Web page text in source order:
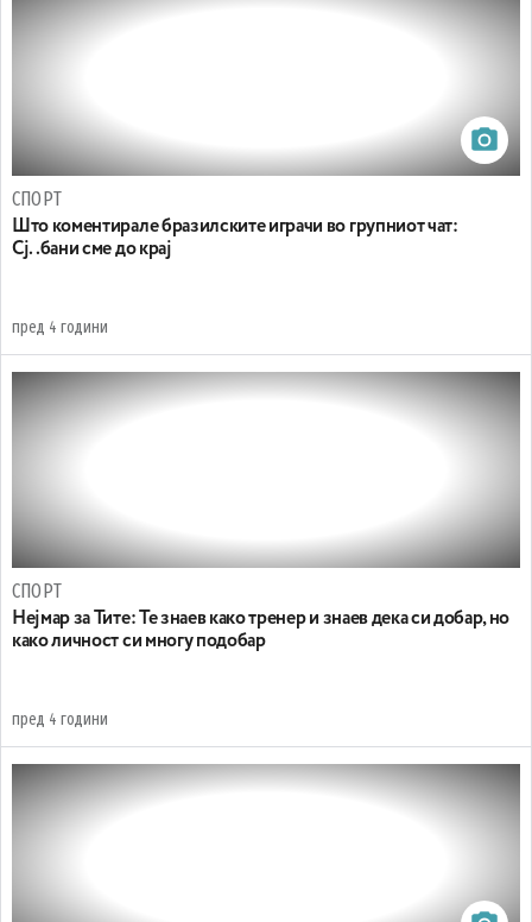
СПОРТ
Што коментирале бразилските играчи во групниот чат:
Сј..бани сме до крај
пред 4 години
СПОРТ
Нејмар за Тите: Те знаев како тренер и знаев дека си добар, но
како личност си многу подобар
пред 4 години